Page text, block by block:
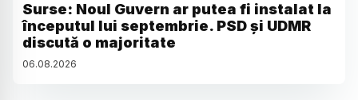
Surse: Noul Guvern ar putea fi instalat la
începutul lui septembrie. PSD și UDMR
discută o majoritate
06.08.2026